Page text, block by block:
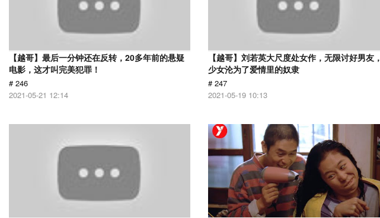
【越哥】最后一分钟还在反转，20多年前的悬疑
电影，这才叫完美犯罪！
# 246
2021-05-21 12:14
【越哥】刘若英大尺度处女作，无限讨好男友，
少女沦为了爱情里的奴隶
# 247
2021-05-19 10:13